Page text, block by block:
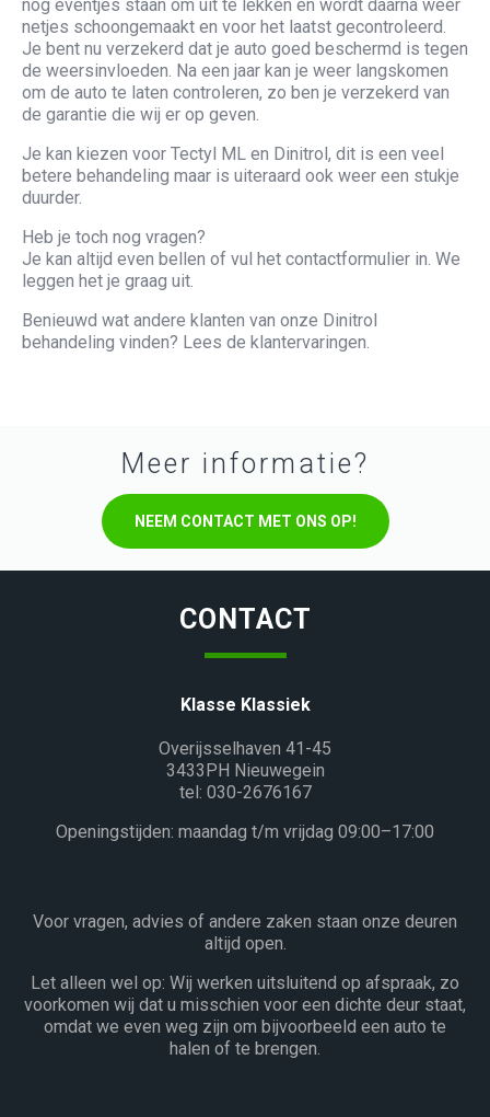
nog eventjes staan om uit te lekken en wordt daarna weer
netjes schoongemaakt en voor het laatst gecontroleerd.
Je bent nu verzekerd dat je auto goed beschermd is tegen
de weersinvloeden. Na een jaar kan je weer langskomen
om de auto te laten controleren, zo ben je verzekerd van
de garantie die wij er op geven.
Je kan kiezen voor Tectyl ML en Dinitrol, dit is een veel
betere behandeling maar is uiteraard ook weer een stukje
duurder.
Heb je toch nog vragen?
Je kan altijd even bellen of vul het contactformulier in. We
leggen het je graag uit.
Benieuwd wat andere klanten van onze Dinitrol
behandeling vinden? Lees de klantervaringen.
Meer informatie?
NEEM CONTACT MET ONS OP!
CONTACT
Klasse Klassiek
Overijsselhaven 41-45
3433PH Nieuwegein
tel: 030-2676167
Openingstijden: maandag t/m vrijdag 09:00–17:00
Voor vragen, advies of andere zaken staan onze deuren
altijd open.
Let alleen wel op: Wij werken uitsluitend op afspraak, zo
voorkomen wij dat u misschien voor een dichte deur staat,
omdat we even weg zijn om bijvoorbeeld een auto te
halen of te brengen.